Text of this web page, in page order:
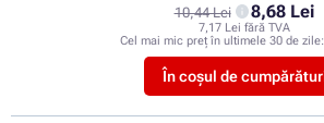
10,44 Lei 8,68 Lei
7,17 Lei fără TVA
Cel mai mic preț în ultimele 30 de zile:
În coșul de